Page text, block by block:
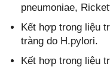
pneumoniae,
Kết hợp trong liệu
tràng do H.pylori.
Kết hợp trong liệu